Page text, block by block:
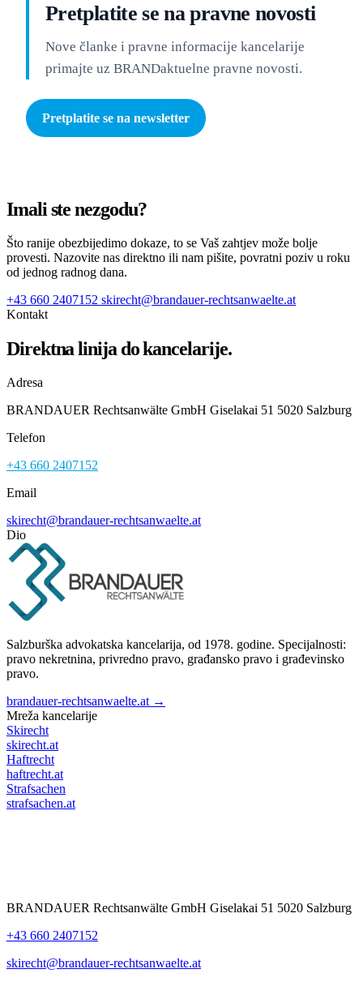
Pretplatite se na pravne novosti
Nove članke i pravne informacije kancelarije
primajte uz BRANDaktuelne pravne novosti.
Pretplatite se na newsletter
Imali ste nezgodu?
Što ranije obezbijedimo dokaze, to se Vaš zahtjev može bolje
provesti. Nazovite nas direktno ili nam pišite, povratni poziv u roku
od jednog radnog dana.
+43 660 2407152 skirecht@brandauer-rechtsanwaelte.at
Kontakt
Direktna linija do kancelarije.
Adresa
BRANDAUER Rechtsanwälte GmbH Giselakai 51 5020 Salzburg
Telefon
+43 660 2407152
Email
skirecht@brandauer-rechtsanwaelte.at
Dio
Salzburška advokatska kancelarija, od 1978. godine. Specijalnosti:
pravo nekretnina, privredno pravo, građansko pravo i građevinsko
pravo.
brandauer-rechtsanwaelte.at →
Mreža kancelarije
Skirecht
skirecht.at
Haftrecht
haftrecht.at
Strafsachen
strafsachen.at
BRANDAUER Rechtsanwälte GmbH Giselakai 51 5020 Salzburg
+43 660 2407152
skirecht@brandauer-rechtsanwaelte.at